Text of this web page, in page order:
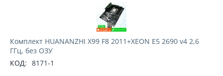
Комплект HUANANZHI X99 F8 2011+XEON E5 2690 v4 2,6
ГГц, без ОЗУ
КОД: 8171-1